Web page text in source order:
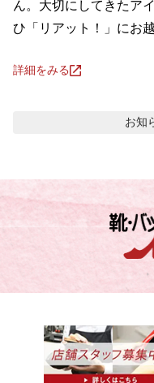
ん。大切にしてきたア
ひ「リアット！」にお
詳細をみる
お知